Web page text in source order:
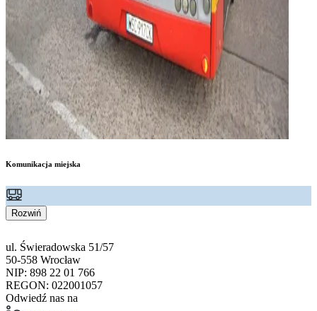
Komunikacja miejska
Rozwiń
ul. Świeradowska 51/57
50-558 Wrocław
NIP: 898 22 01 766
REGON: 022001057
Odwiedź nas na